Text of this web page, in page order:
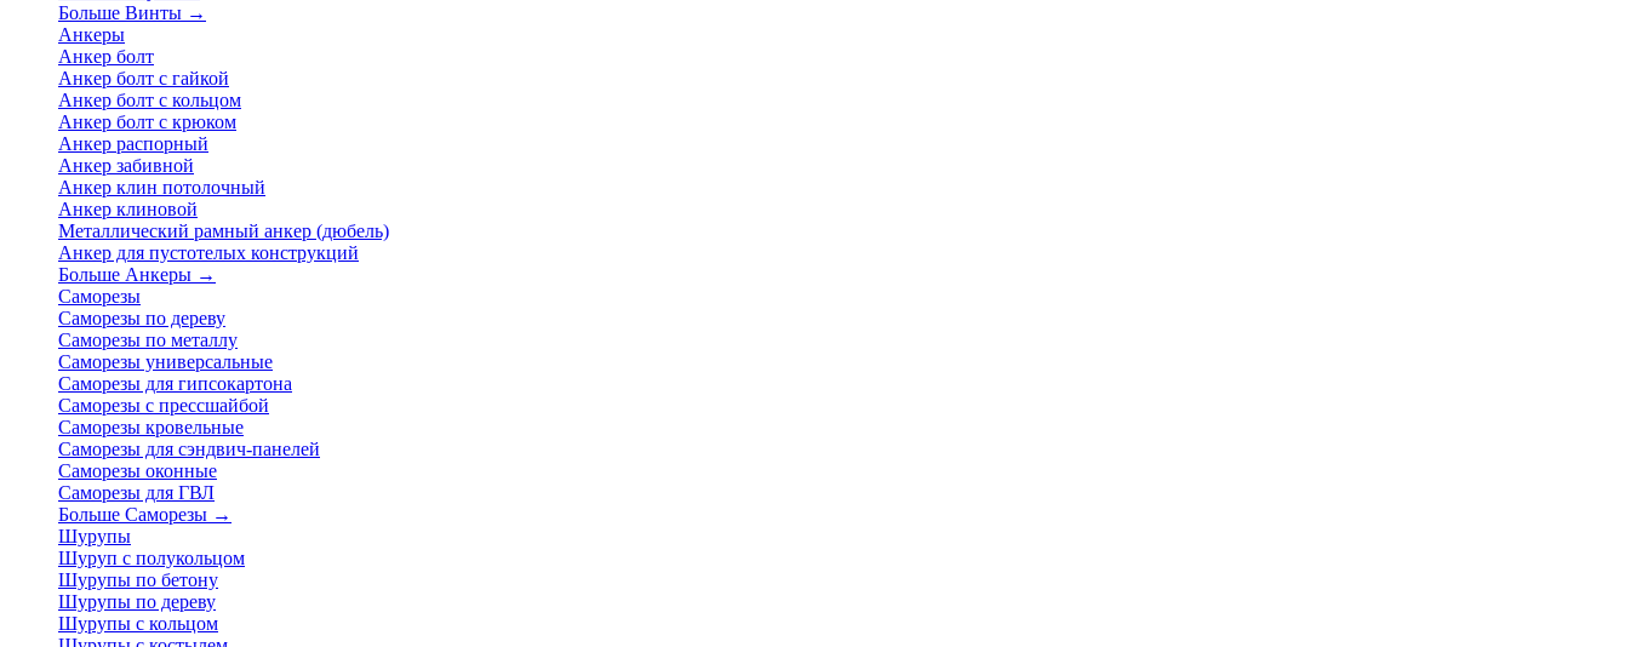
Больше Винты →
Анкеры
Анкер болт
Анкер болт с гайкой
Анкер болт с кольцом
Анкер болт с крюком
Анкер распорный
Анкер забивной
Анкер клин потолочный
Анкер клиновой
Металлический рамный анкер (дюбель)
Анкер для пустотелых конструкций
Больше Анкеры →
Саморезы
Саморезы по дереву
Саморезы по металлу
Саморезы универсальные
Саморезы для гипсокартона
Саморезы с прессшайбой
Саморезы кровельные
Саморезы для сэндвич-панелей
Саморезы оконные
Саморезы для ГВЛ
Больше Саморезы →
Шурупы
Шуруп с полукольцом
Шурупы по бетону
Шурупы по дереву
Шурупы с кольцом